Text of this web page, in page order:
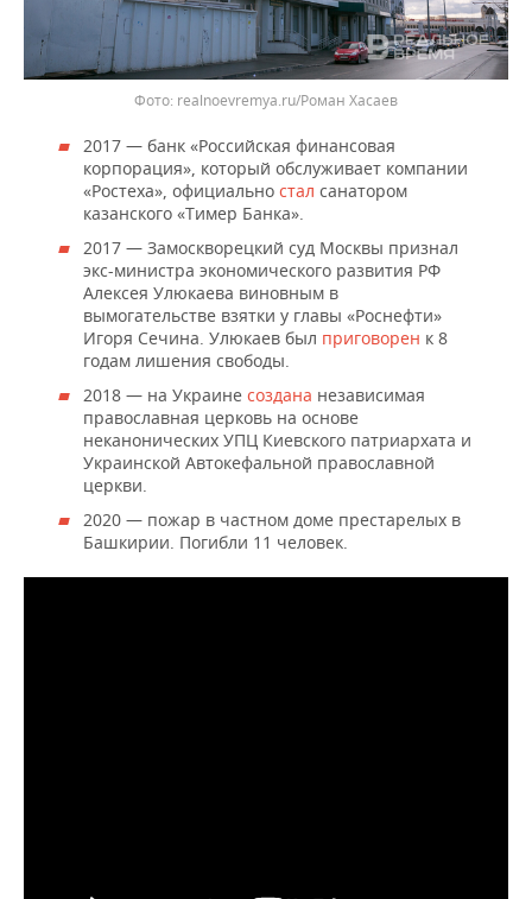
realnoevremya.ru/Роман Хасаев
2017 — банк «Российская финансовая
корпорация», который обслуживает компании
«Ростеха», официально стал санатором
казанского «Тимер Банка».
2017 — Замоскворецкий суд Москвы признал
экс-министра экономического развития РФ
Алексея Улюкаева виновным в
вымогательстве взятки у главы «Роснефти»
Игоря Сечина. Улюкаев был приговорен к 8
годам лишения свободы.
2018 — на Украине создана независимая
православная церковь на основе
неканонических УПЦ Киевского патриархата и
Украинской Автокефальной православной
церкви.
2020 — пожар в частном доме престарелых в
Башкирии. Погибли 11 человек.